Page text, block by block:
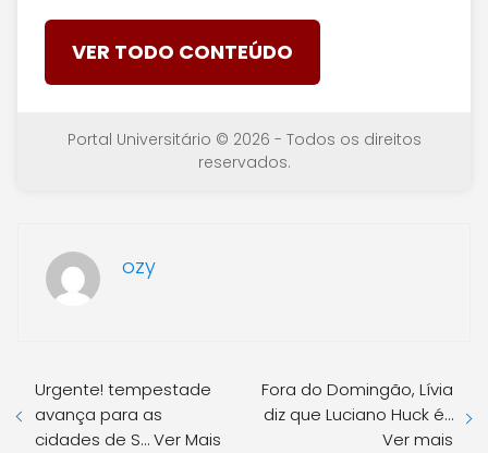
VER TODO CONTEÚDO
Portal Universitário © 2026 - Todos os direitos
reservados.
ozy
Urgente! tempestade
avança para as
cidades de S… Ver Mais
Fora do Domingão, Lívia
diz que Luciano Huck é…
Ver mais